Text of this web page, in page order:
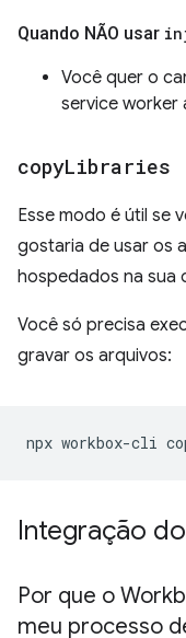
Quando NÃO usar
Você quer o
service worker
copyLibraries
Esse modo é útil se
gostaria de usar os
hospedados na sua
Você só precisa
gravar os arquivos:
npx workbox-cli
Integração
Por que o
meu processo